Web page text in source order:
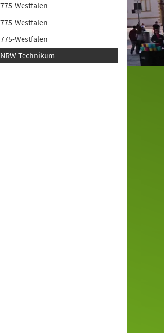
775-Westfalen
775-Westfalen
775-Westfalen
NRW-Technikum